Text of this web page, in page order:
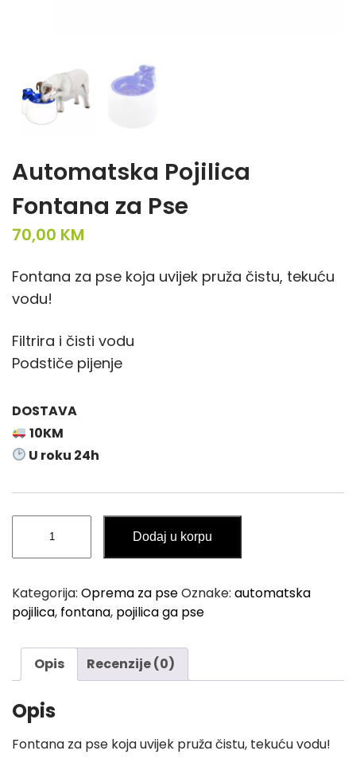
Automatska Pojilica
Fontana za Pse
70,00 KM
Fontana za pse koja uvijek pruža čistu, tekuću
vodu!
Filtrira i čisti vodu
Podstiče pijenje
DOSTAVA
10KM
U roku 24h
Pojilica
Fontana
Pse
količina
Dodaj u korpu
Kategorija: Oprema za pseOznake: automatska
pojilica, fontana, pojilica ga pse
Opis Recenzije (0)
Opis
Fontana za pse koja uvijek pruža čistu, tekuću vodu!